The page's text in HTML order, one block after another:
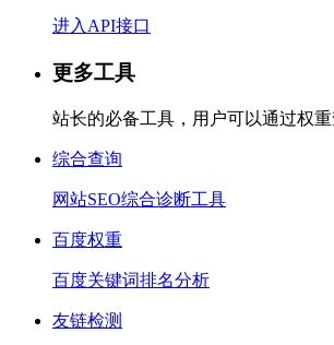
进入API接口
更多工具
站长的必备工具，用户可以通过权
综合查询
网站SEO综合诊断工具
百度权重
百度关键词排名分析
友链检测